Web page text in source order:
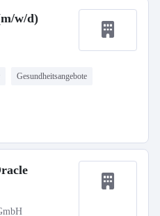
w/d)
Gesundheitsangebote